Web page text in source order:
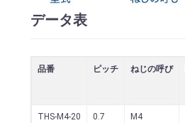
データ表
品番 ピッチ ねじの呼び
THS-M4-20 0.7 M4